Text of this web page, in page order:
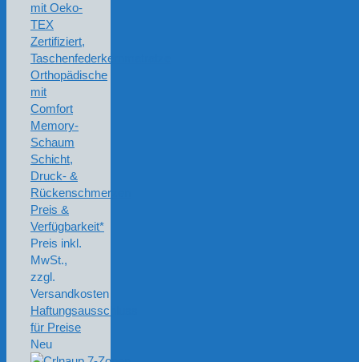
mit Oeko-
TEX
Zertifiziert,
Taschenfederkernmatratze
Orthopädische
mit
Comfort
Memory-
Schaum
Schicht,
Druck- &
Rückenschmerzen
Preis &
Verfügbarkeit*
Preis inkl.
MwSt.,
zzgl.
Versandkosten
Haftungsausschluss
für Preise
Neu